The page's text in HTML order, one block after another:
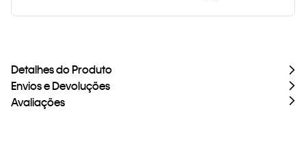
Detalhes do Produto
Envios e Devoluções
Avaliações